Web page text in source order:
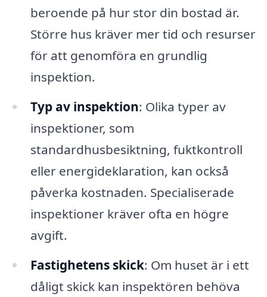
beroende på hur stor din bostad är.
Större hus kräver mer tid och resurser
för att genomföra en grundlig
inspektion.
Typ av inspektion: Olika typer av
inspektioner, som
standardhusbesiktning, fuktkontroll
eller energideklaration, kan också
påverka kostnaden. Specialiserade
inspektioner kräver ofta en högre
avgift.
Fastighetens skick: Om huset är i ett
dåligt skick kan inspektören behöva